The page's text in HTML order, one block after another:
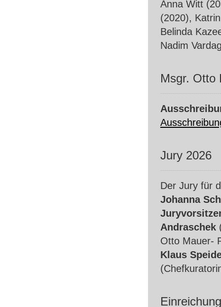
Anna Witt
(2020),
Belinda
Nadim
Msgr. Otto
Jury 2026
Der Jury für
Johanna
Andraschek
Otto Mauer-
Klaus
Einreichung